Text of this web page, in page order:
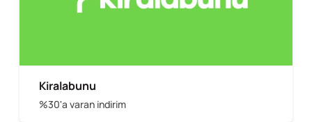
Kiralabunu
%30'a varan indirim